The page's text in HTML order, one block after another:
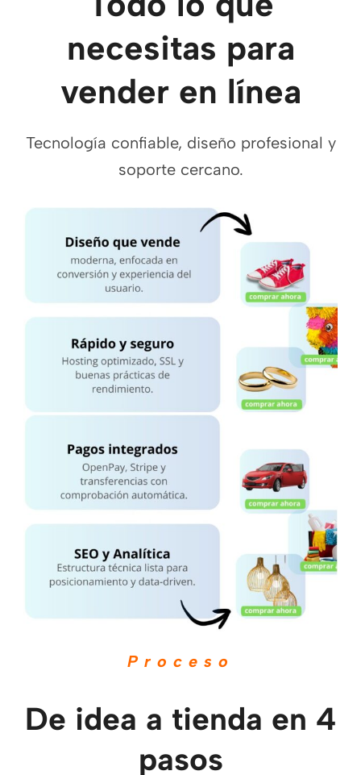
necesitas para
vender en línea
Tecnología confiable, diseño profesional y
soporte cercano.
Proceso
De idea a tienda en 4
pasos